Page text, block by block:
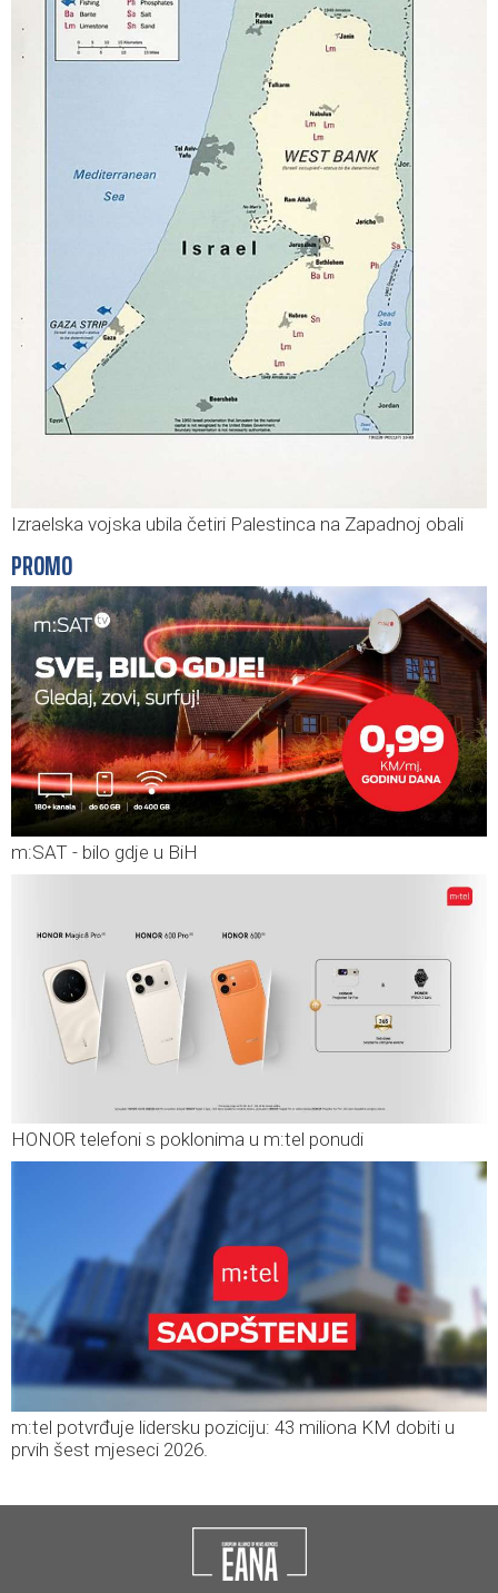
Izraelska vojska ubila četiri Palestinca na Zapadnoj obali
PROMO
m:SAT - bilo gdje u BiH
HONOR telefoni s poklonima u m:tel ponudi
m:tel potvrđuje lidersku poziciju: 43 miliona KM dobiti u
prvih šest mjeseci 2026.